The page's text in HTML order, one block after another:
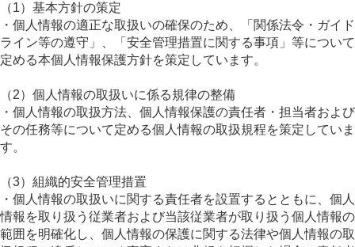
（1）基本方針の策定
・個人情報の適正な取扱いの確保のため、「関係法令・ガイド
ライン等の遵守」、「安全管理措置に関する事項」等について
定める本個人情報保護方針を策定しています。
（2）個人情報の取扱いに係る規律の整備
・個人情報の取扱方法、個人情報保護の責任者・担当者および
その任務等について定める個人情報の取扱規程を策定していま
す。
（3）組織的安全管理措置
・個人情報の取扱いに関する責任者を設置するとともに、個人
情報を取り扱う従業者および当該従業者が取り扱う個人情報の
範囲を明確化し、個人情報の保護に関する法律や個人情報の取